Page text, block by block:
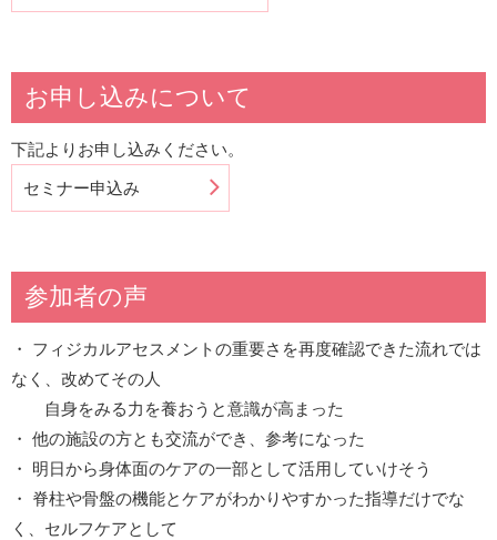
お申し込みについて
下記よりお申し込みください。
セミナー申込み
参加者の声
・ フィジカルアセスメントの重要さを再度確認できた流れでは
なく、改めてその人
自身をみる力を養おうと意識が高まった
・ 他の施設の方とも交流ができ、参考になった
・ 明日から身体面のケアの一部として活用していけそう
・ 脊柱や骨盤の機能とケアがわかりやすかった指導だけでな
く、セルフケアとして